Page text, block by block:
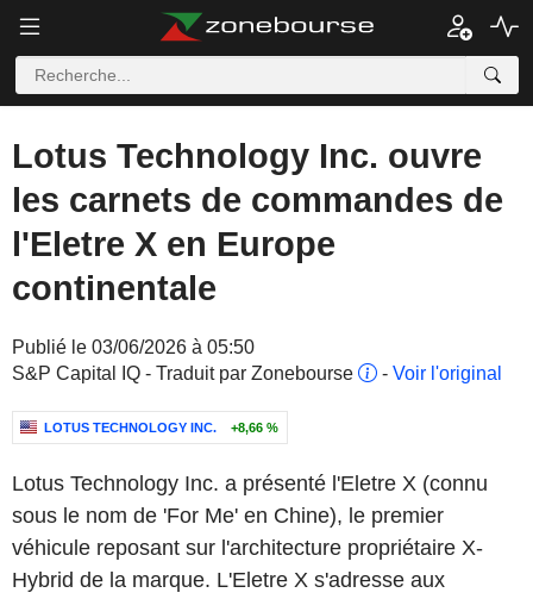
Lotus Technology Inc. ouvre
les carnets de commandes de
l'Eletre X en Europe
continentale
Publié le 03/06/2026 à 05:50
S&P Capital IQ - Traduit par Zonebourse
- Voir l'original
LOTUS TECHNOLOGY INC. +8,66 %
Lotus Technology Inc. a présenté l'Eletre X (connu
sous le nom de 'For Me' en Chine), le premier
véhicule reposant sur l'architecture propriétaire X-
Hybrid de la marque. L'Eletre X s'adresse aux